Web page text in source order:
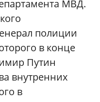
МВД.
полиции
в конце
Путин
внутренних
в